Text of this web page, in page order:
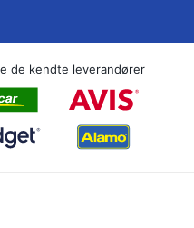
de kendte leverandører